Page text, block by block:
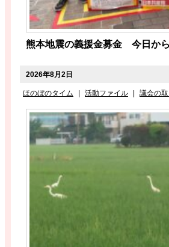
熊本地震の義援金募金 今日か
2026年8月2日
ほのぼのタイム 活動ファイル 議会の